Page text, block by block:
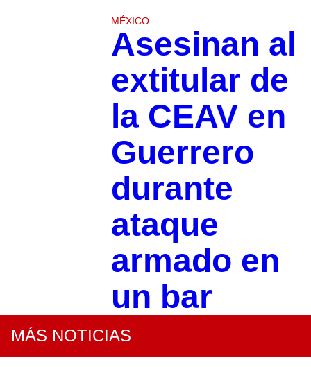
MÉXICO
Asesinan al
extitular de
la CEAV en
Guerrero
durante
ataque
armado en
un bar
MÁS NOTICIAS